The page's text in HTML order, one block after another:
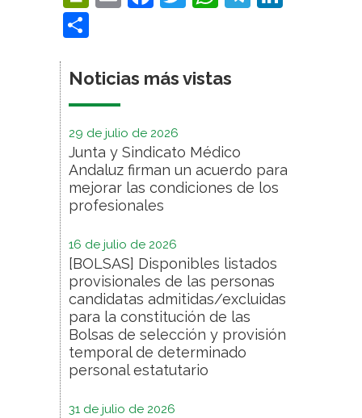
Noticias más vistas
29 de julio de 2026
Junta y Sindicato Médico
Andaluz firman un acuerdo para
mejorar las condiciones de los
profesionales
16 de julio de 2026
[BOLSAS] Disponibles listados
provisionales de las personas
candidatas admitidas/excluidas
para la constitución de las
Bolsas de selección y provisión
temporal de determinado
personal estatutario
31 de julio de 2026